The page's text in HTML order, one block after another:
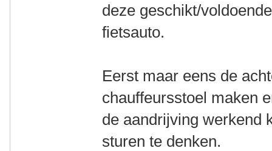
deze geschikt/
fietsauto.
Eerst maar eens de
chauffeursstoel maken
de aandrijving werkend
sturen te denken.